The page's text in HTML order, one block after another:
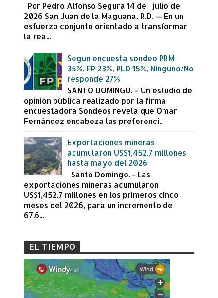
Por Pedro Alfonso Segura 14 de julio de
2026 San Juan de la Maguana, R.D. — En un
esfuerzo conjunto orientado a transformar
la rea...
Segun encuesta sondeo PRM
35%, FP 23%, PLD 15%, Ninguno/No
responde 27%
SANTO DOMINGO. – Un estudio de
opinión pública realizado por la firma
encuestadora Sondeos revela que Omar
Fernández encabeza las preferenci...
Exportaciones mineras
acumularon US$1,452.7 millones
hasta mayo del 2026
Santo Domingo. - Las
exportaciones mineras acumularon
US$1,452.7 millones en los primeros cinco
meses del 2026, para un incremento de
67.6...
EL TIEMPO